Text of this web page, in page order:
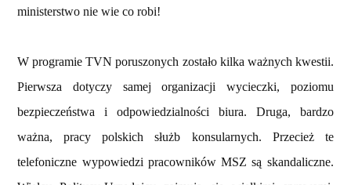
ministerstwo nie wie co robi!
W programie TVN poruszonych zostało kilka ważnych kwestii.
Pierwsza dotyczy samej organizacji wycieczki, poziomu
bezpieczeństwa i odpowiedzialności biura. Druga, bardzo
ważna, pracy polskich służb konsularnych. Przecież te
telefoniczne wypowiedzi pracowników MSZ są skandaliczne.